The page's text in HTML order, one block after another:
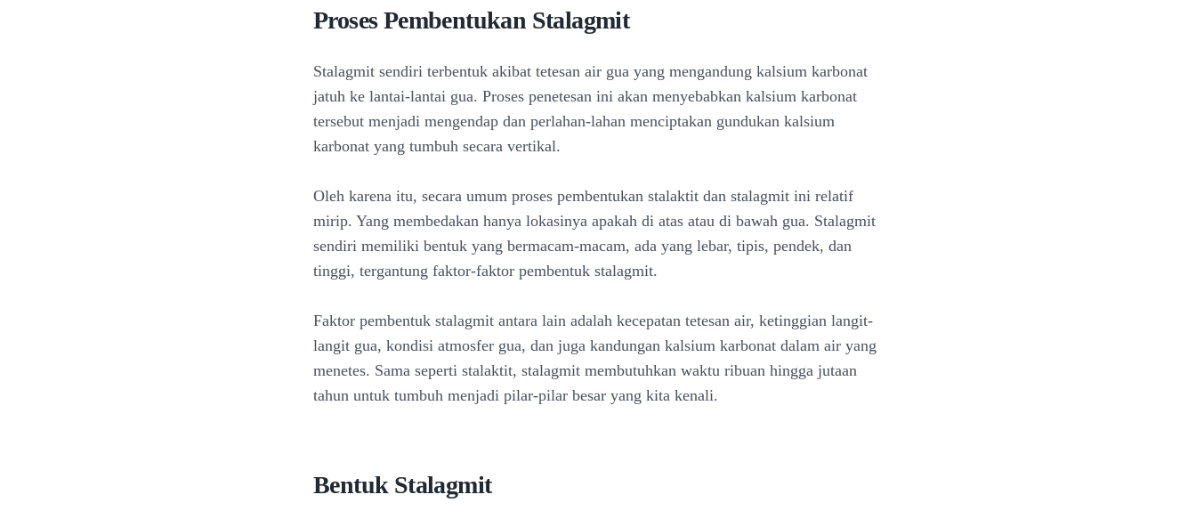
Proses Pembentukan Stalagmit
Stalagmit sendiri terbentuk akibat tetesan air gua yang mengandung kalsium karbonat
jatuh ke lantai-lantai gua. Proses penetesan ini akan menyebabkan kalsium karbonat
tersebut menjadi mengendap dan perlahan-lahan menciptakan gundukan kalsium
karbonat yang tumbuh secara vertikal.
Oleh karena itu, secara umum proses pembentukan stalaktit dan stalagmit ini relatif
mirip. Yang membedakan hanya lokasinya apakah di atas atau di bawah gua. Stalagmit
sendiri memiliki bentuk yang bermacam-macam, ada yang lebar, tipis, pendek, dan
tinggi, tergantung faktor-faktor pembentuk stalagmit.
Faktor pembentuk stalagmit antara lain adalah kecepatan tetesan air, ketinggian langit-
langit gua, kondisi atmosfer gua, dan juga kandungan kalsium karbonat dalam air yang
menetes. Sama seperti stalaktit, stalagmit membutuhkan waktu ribuan hingga jutaan
tahun untuk tumbuh menjadi pilar-pilar besar yang kita kenali.
Bentuk Stalagmit